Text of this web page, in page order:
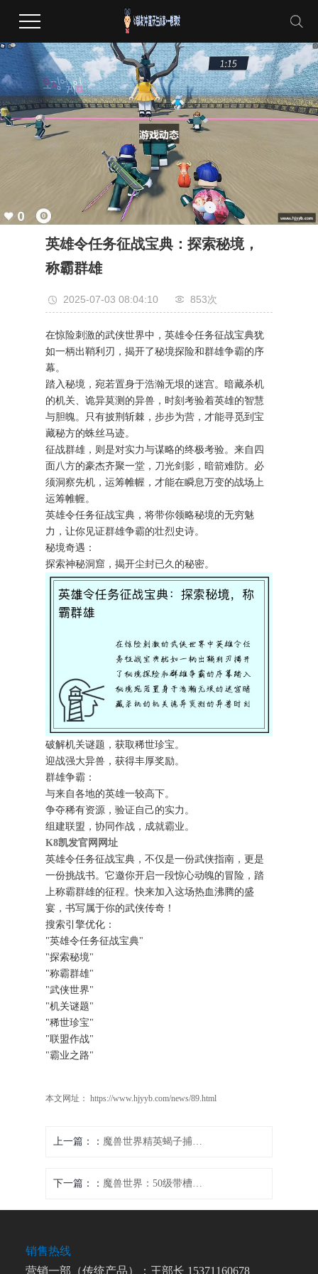
英雄令任务征战宝典：探索秘境，
称霸群雄
2025-07-03 08:04:10 853次
在惊险刺激的武侠世界中，英雄令任务征战宝典犹
如一柄出鞘利刃，揭开了秘境探险和群雄争霸的序
幕。
踏入秘境，宛若置身于浩瀚无垠的迷宫。暗藏杀机
的机关、诡异莫测的异兽，时刻考验着英雄的智慧
与胆魄。只有披荆斩棘，步步为营，才能寻觅到宝
藏秘方的蛛丝马迹。
征战群雄，则是对实力与谋略的终极考验。来自四
面八方的豪杰齐聚一堂，刀光剑影，暗箭难防。必
须洞察先机，运筹帷幄，才能在瞬息万变的战场上
运筹帷幄。
英雄令任务征战宝典，将带你领略秘境的无穷魅
力，让你见证群雄争霸的壮烈史诗。
秘境奇遇：
探索神秘洞窟，揭开尘封已久的秘密。
破解机关谜题，获取稀世珍宝。
迎战强大异兽，获得丰厚奖励。
群雄争霸：
与来自各地的英雄一较高下。
争夺稀有资源，验证自己的实力。
组建联盟，协同作战，成就霸业。
K8凯发官网网址
英雄令任务征战宝典，不仅是一份武侠指南，更是
一份挑战书。它邀你开启一段惊心动魄的冒险，踏
上称霸群雄的征程。快来加入这场热血沸腾的盛
宴，书写属于你的武侠传奇！
搜索引擎优化：
"英雄令任务征战宝典"
"探索秘境"
"称霸群雄"
"武侠世界"
"机关谜题"
"稀世珍宝"
"联盟作战"
"霸业之路"
本文网址： https://www.hjyyb.com/news/89.html
上一篇： 魔兽世界精英蝎子捕捉攻略
下一篇： 魔兽世界：50级带槽装备图纸任务指南
销售热线
营销一部（传统产品）：王部长 15371160678